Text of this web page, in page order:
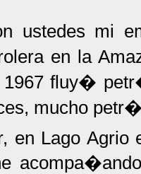
ustedes mi
en la
1967 fluy�
mucho
en Lago